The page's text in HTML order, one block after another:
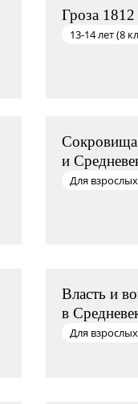
Гроза 1812
13-14 лет (8
Сокровища
и
Для взрослых
Власть и
в
Для взрослых